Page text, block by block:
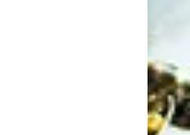
20
КВІ